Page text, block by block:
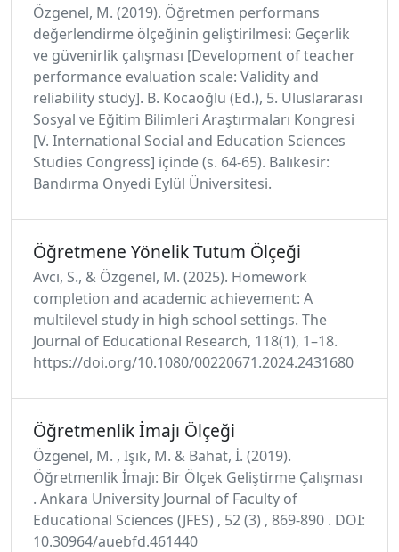
Özgenel, M. (2019). Öğretmen performans
değerlendirme ölçeğinin geliştirilmesi: Geçerlik
ve güvenirlik çalışması [Development of teacher
performance evaluation scale: Validity and
reliability study]. B. Kocaoğlu (Ed.), 5. Uluslararası
Sosyal ve Eğitim Bilimleri Araştırmaları Kongresi
[V. International Social and Education Sciences
Studies Congress] içinde (s. 64-65). Balıkesir:
Bandırma Onyedi Eylül Üniversitesi.
Öğretmene Yönelik Tutum Ölçeği
Avcı, S., & Özgenel, M. (2025). Homework
completion and academic achievement: A
multilevel study in high school settings. The
Journal of Educational Research, 118(1), 1–18.
https://doi.org/10.1080/00220671.2024.2431680
Öğretmenlik İmajı Ölçeği
Özgenel, M. , Işık, M. & Bahat, İ. (2019).
Öğretmenlik İmajı: Bir Ölçek Geliştirme Çalışması
. Ankara University Journal of Faculty of
Educational Sciences (JFES) , 52 (3) , 869-890 . DOI:
10.30964/auebfd.461440